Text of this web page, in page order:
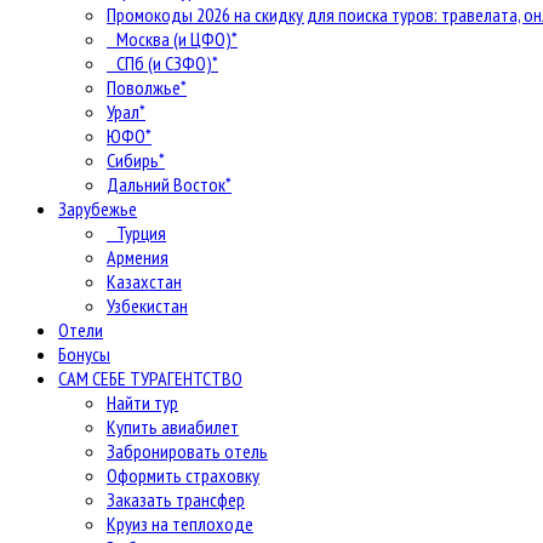
Промокоды 2026 на скидку для поиска туров: травелата,
Москва (и ЦФО)*
СПб (и СЗФО)*
Поволжье*
Урал*
ЮФО*
Сибирь*
Дальний Восток*
Зарубежье
Турция
Армения
Казахстан
Узбекистан
Отели
Бонусы
САМ СЕБЕ ТУРАГЕНТСТВО
Найти тур
Купить авиабилет
Забронировать отель
Оформить страховку
Заказать трансфер
Круиз на теплоходе